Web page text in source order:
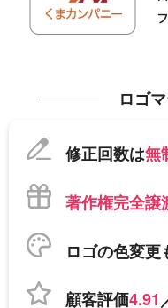
ロゴ
修正回数は無
著作権完全譲
ロゴの色変更
顧客評価4.91